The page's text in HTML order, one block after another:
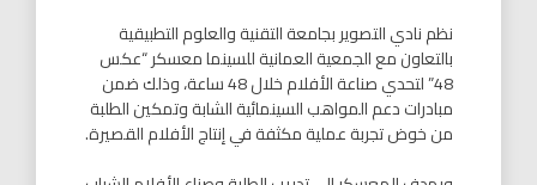
نظم نادي التصوير بجامعة التقنية والعلوم التطبيقية
بالتعاون مع الجمعية العمانية للسينما معسكر “عكس
48” لتحدي صناعة الأفلام خلال 48 ساعة، وذلك ضمن
مبادرات دعم المواهب السينمائية الشابة وتمكين الطلبة
من خوض تجربة عملية مكثفة في إنتاج الأفلام القصيرة.